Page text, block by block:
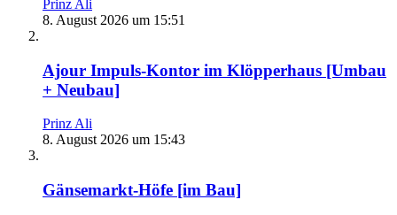
Prinz Ali
8. August 2026 um 15:51
Ajour Impuls-Kontor im Klöpperhaus [Umbau
+ Neubau]
Prinz Ali
8. August 2026 um 15:43
Gänsemarkt-Höfe [im Bau]